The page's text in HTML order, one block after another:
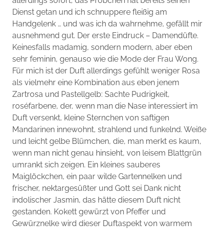
Dienst getan und ich schnuppere fleißig am
Handgelenk … und was ich da wahrnehme, gefällt mir
ausnehmend gut. Der erste Eindruck – Damendüfte.
Keinesfalls madamig, sondern modern, aber eben
sehr feminin, genauso wie die Mode der Frau Wong.
Für mich ist der Duft allerdings gefühlt weniger Rosa
als vielmehr eine Kombination aus eben jenem
Zartrosa und Pastellgelb: Sachte Pudrigkeit,
roséfarbene, der, wenn man die Nase interessiert im
Duft versenkt, kleine Sternchen von saftigen
Mandarinen innewohnt, strahlend und funkelnd. Weiße
und leicht gelbe Blümchen, die, man merkt es kaum,
wenn man nicht genau hinsieht, von leisem Blattgrün
umrankt sich zeigen. Ein kleines sauberes
Maiglöckchen, ein paar wilde Gartennelken und
frischer, nektargesüßter und Gott sei Dank nicht
indolischer Jasmin, das hätte diesem Duft nicht
gestanden. Kokett gewürzt von Pfeffer und
Gewürznelke wird dieser Duftaspekt von warmem